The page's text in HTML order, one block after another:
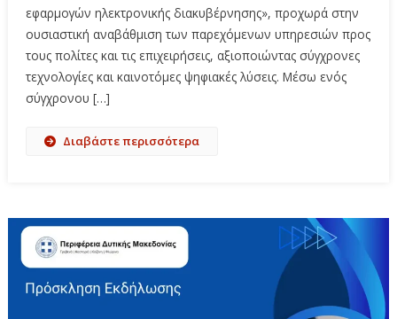
εφαρμογών ηλεκτρονικής διακυβέρνησης», προχωρά στην
ουσιαστική αναβάθμιση των παρεχόμενων υπηρεσιών προς
τους πολίτες και τις επιχειρήσεις, αξιοποιώντας σύγχρονες
τεχνολογίες και καινοτόμες ψηφιακές λύσεις. Μέσω ενός
σύγχρονου […]
Διαβάστε περισσότερα